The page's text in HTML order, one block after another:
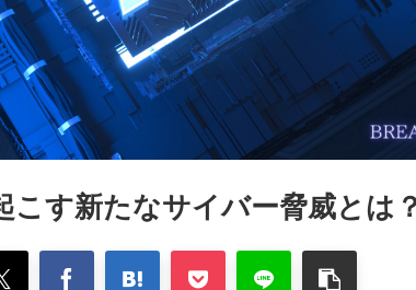
こす新たなサイバー脅威とは？